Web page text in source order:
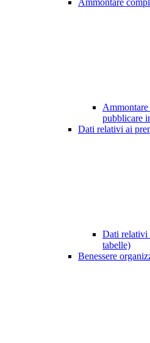
Ammontare
pubblicare
Dati relativi ai
Dati relativi
tabelle)
Benessere